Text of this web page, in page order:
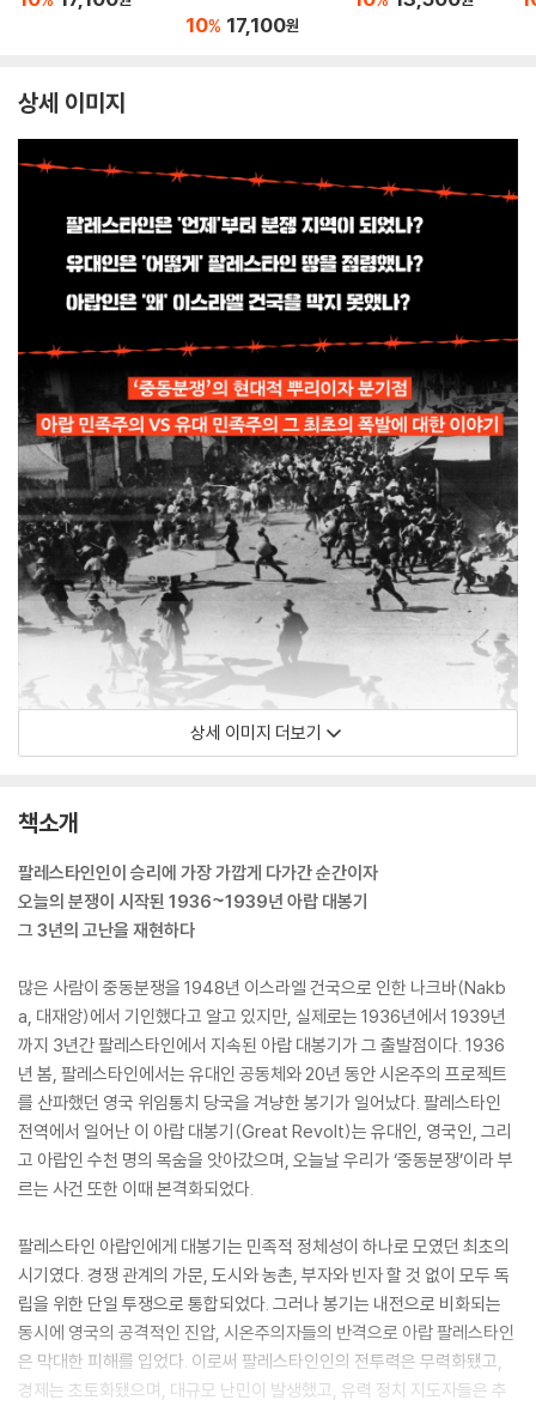
10% 17,100원
상세 이미지
상세 이미지 더보기
책소개
팔레스타인인이 승리에 가장 가깝게 다가간 순간이자
오늘의 분쟁이 시작된 1936~1939년 아랍 대봉기
그 3년의 고난을 재현하다
많은 사람이 중동분쟁을 1948년 이스라엘 건국으로 인한 나크바(Nakb
a, 대재앙)에서 기인했다고 알고 있지만, 실제로는 1936년에서 1939년
까지 3년간 팔레스타인에서 지속된 아랍 대봉기가 그 출발점이다. 1936
년 봄, 팔레스타인에서는 유대인 공동체와 20년 동안 시온주의 프로젝트
를 산파했던 영국 위임통치 당국을 겨냥한 봉기가 일어났다. 팔레스타인
전역에서 일어난 이 아랍 대봉기(Great Revolt)는 유대인, 영국인, 그리
고 아랍인 수천 명의 목숨을 앗아갔으며, 오늘날 우리가 ‘중동분쟁’이라 부
르는 사건 또한 이때 본격화되었다.
팔레스타인 아랍인에게 대봉기는 민족적 정체성이 하나로 모였던 최초의
시기였다. 경쟁 관계의 가문, 도시와 농촌, 부자와 빈자 할 것 없이 모두 독
립을 위한 단일 투쟁으로 통합되었다. 그러나 봉기는 내전으로 비화되는
동시에 영국의 공격적인 진압, 시온주의자들의 반격으로 아랍 팔레스타인
은 막대한 피해를 입었다. 이로써 팔레스타인인의 전투력은 무력화됐고,
경제는 초토화됐으며, 대규모 난민이 발생했고, 유력 정치 지도자들은 추